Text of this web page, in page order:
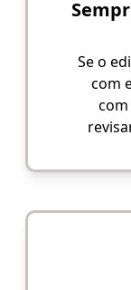
Se o
com